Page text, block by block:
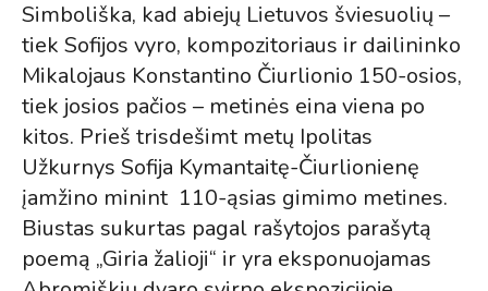
Simboliška, kad abiejų Lietuvos šviesuolių –
tiek Sofijos vyro, kompozitoriaus ir dailininko
Mikalojaus Konstantino Čiurlionio 150-osios,
tiek josios pačios – metinės eina viena po
kitos. Prieš trisdešimt metų Ipolitas
Užkurnys Sofija Kymantaitę-Čiurlionienę
įamžino minint 110-ąsias gimimo metines.
Biustas sukurtas pagal rašytojos parašytą
poemą „Giria žalioji“ ir yra eksponuojamas